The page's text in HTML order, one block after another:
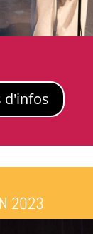
d'infos
2023